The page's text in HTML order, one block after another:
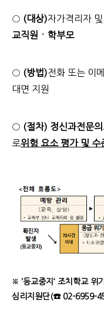
○ (대상)자가격리자
교직원ㆍ학부모
○ (방법)전화 또는 이
대면 지원
○ (절차) 정신과전문의
로위험 요소 평가 및 수
※ ’등교중지‘ 조치학교 위
심리지원단(☎ 02-6959-